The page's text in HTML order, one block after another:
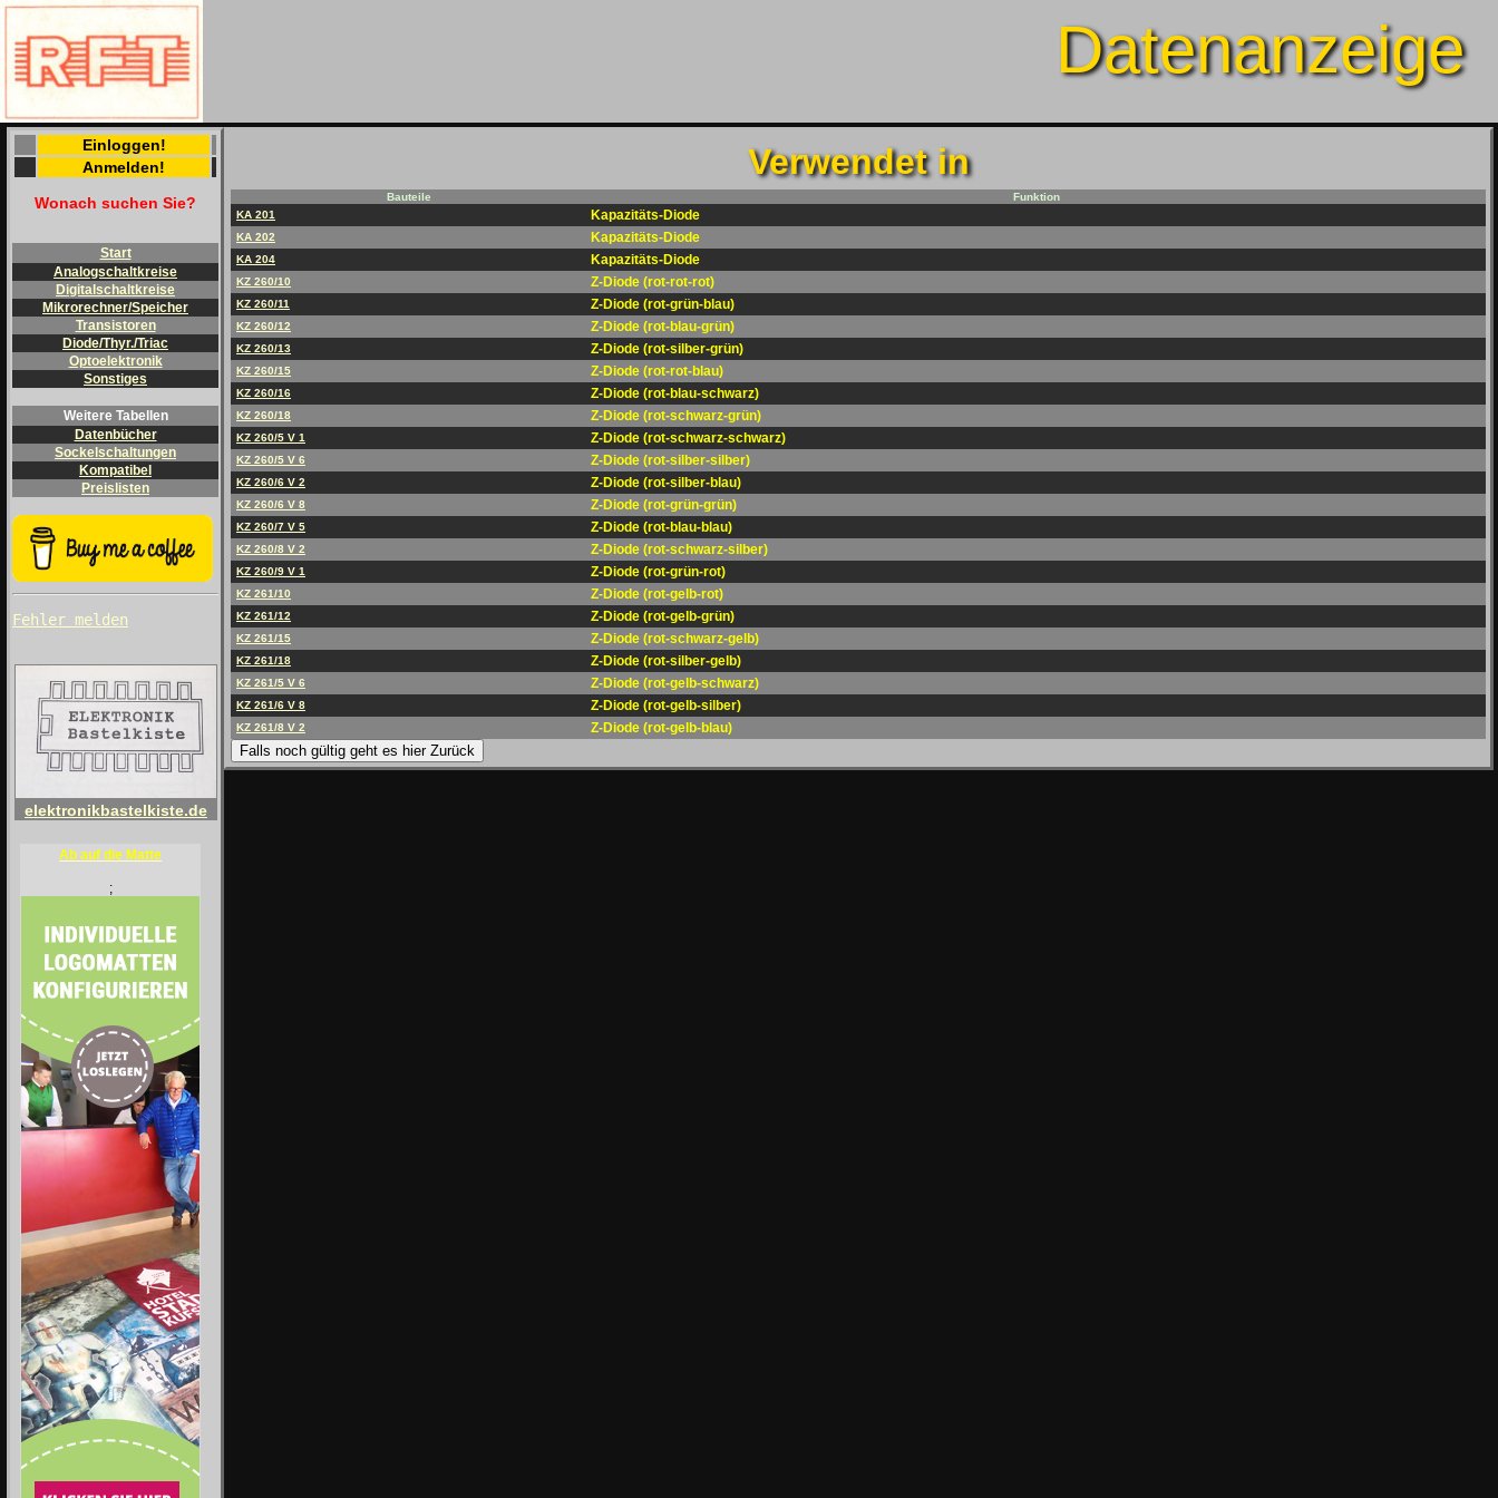
Datenanzeige
Einloggen!
Anmelden!
Wonach suchen Sie?
Start
Analogschaltkreise
Digitalschaltkreise
Mikrorechner/Speicher
Transistoren
Diode/Thyr./Triac
Optoelektronik
Sonstiges
Weitere Tabellen
Datenbücher
Sockelschaltungen
Kompatibel
Preislisten
Fehler melden
elektronikbastelkiste.de
Ab auf die Matte
;
Verwendet in
Bauteile
Funktion
KA 201
Kapazitäts-Diode
KA 202 Kapazitäts-Diode
KA 204 Kapazitäts-Diode
KZ 260/10 Z-Diode (rot-rot-rot)
KZ 260/11 Z-Diode (rot-grün-blau)
KZ 260/12 Z-Diode (rot-blau-grün)
KZ 260/13 Z-Diode (rot-silber-grün)
KZ 260/15 Z-Diode (rot-rot-blau)
KZ 260/16 Z-Diode (rot-blau-schwarz)
KZ 260/18 Z-Diode (rot-schwarz-grün)
KZ 260/5 V 1 Z-Diode (rot-schwarz-schwarz)
KZ 260/5 V 6 Z-Diode (rot-silber-silber)
KZ 260/6 V 2 Z-Diode (rot-silber-blau)
KZ 260/6 V 8 Z-Diode (rot-grün-grün)
KZ 260/7 V 5 Z-Diode (rot-blau-blau)
KZ 260/8 V 2 Z-Diode (rot-schwarz-silber)
KZ 260/9 V 1 Z-Diode (rot-grün-rot)
KZ 261/10 Z-Diode (rot-gelb-rot)
KZ 261/12 Z-Diode (rot-gelb-grün)
KZ 261/15 Z-Diode (rot-schwarz-gelb)
KZ 261/18 Z-Diode (rot-silber-gelb)
KZ 261/5 V 6 Z-Diode (rot-gelb-schwarz)
KZ 261/6 V 8 Z-Diode (rot-gelb-silber)
KZ 261/8 V 2 Z-Diode (rot-gelb-blau)
Falls noch gültig geht es hier Zurück